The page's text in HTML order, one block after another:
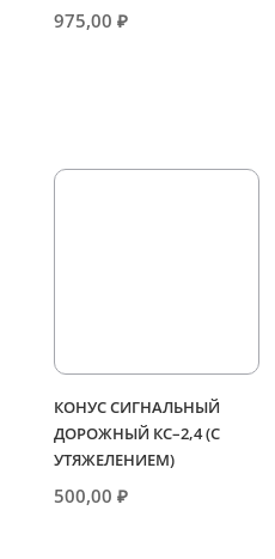
975,00 ₽
КОНУС СИГНАЛЬНЫЙ
ДОРОЖНЫЙ КС–2,4 (С
УТЯЖЕЛЕНИЕМ)
500,00 ₽